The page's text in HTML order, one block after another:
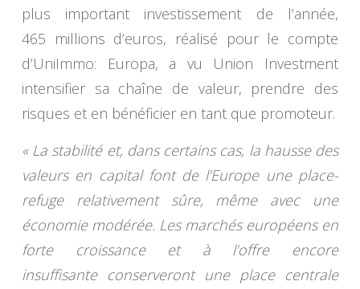
plus important investissement de l’année,
465 millions d’euros, réalisé pour le compte
d’UniImmo: Europa, a vu Union Investment
intensifier sa chaîne de valeur, prendre des
risques et en bénéficier en tant que promoteur.
« La stabilité et, dans certains cas, la hausse des
valeurs en capital font de l’Europe une place-
refuge relativement sûre, même avec une
économie modérée. Les marchés européens en
forte croissance et à l’offre encore
insuffisante conserveront une place centrale